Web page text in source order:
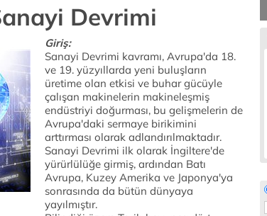
Devrimi
Giriş:
Sanayi Devrimi kavramı, Avrupa'da 18.
ve 19. yüzyıllarda yeni buluşların
üretime olan etkisi ve buhar gücüyle
çalışan makinelerin makineleşmiş
endüstriyi doğurması, bu gelişmelerin de
Avrupa'daki sermaye birikimini
arttırması olarak adlandırılmaktadır.
Sanayi Devrimi ilk olarak İngiltere'de
yürürlülüğe girmiş, ardından Batı
Avrupa, Kuzey Amerika ve Japonya'ya
sonrasında da bütün dünyaya
yayılmıştır.